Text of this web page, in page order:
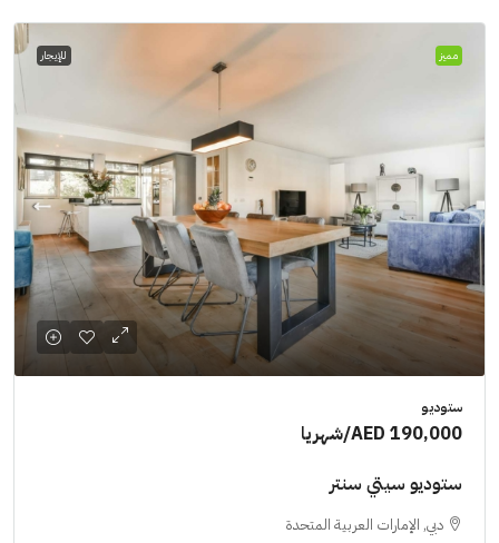
مميز للإيجار
ستوديو
AED 190,000/شهريا
ستوديو سيتي سنتر
دبي, الإمارات العربية المتحدة